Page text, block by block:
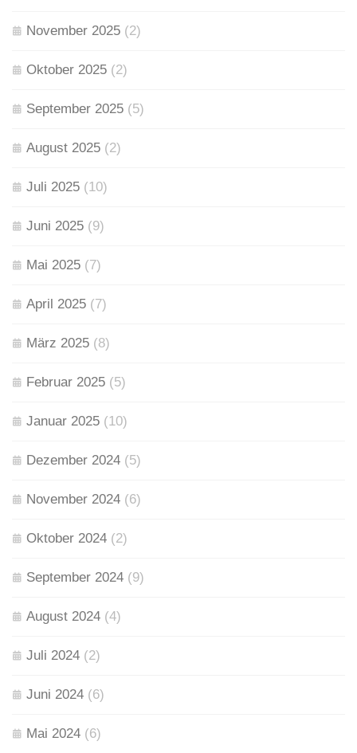
November 2025 (2)
Oktober 2025 (2)
September 2025 (5)
August 2025 (2)
Juli 2025 (10)
Juni 2025 (9)
Mai 2025 (7)
April 2025 (7)
März 2025 (8)
Februar 2025 (5)
Januar 2025 (10)
Dezember 2024 (5)
November 2024 (6)
Oktober 2024 (2)
September 2024 (9)
August 2024 (4)
Juli 2024 (2)
Juni 2024 (6)
Mai 2024 (6)